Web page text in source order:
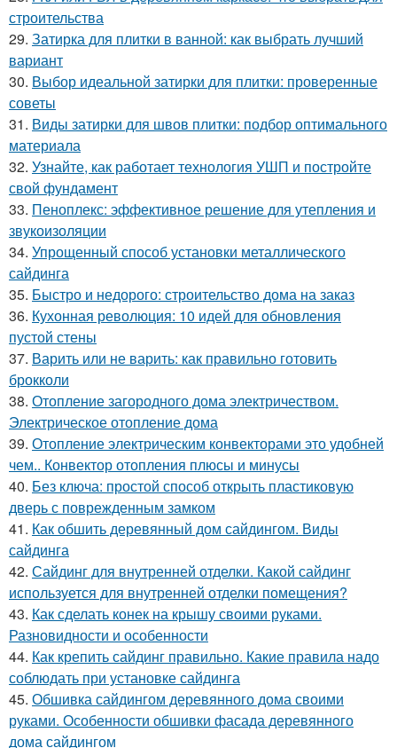
строительства
29. Затирка для плитки в ванной: как выбрать лучший
вариант
30. Выбор идеальной затирки для плитки: проверенные
советы
31. Виды затирки для швов плитки: подбор оптимального
материала
32. Узнайте, как работает технология УШП и постройте
свой фундамент
33. Пеноплекс: эффективное решение для утепления и
звукоизоляции
34. Упрощенный способ установки металлического
сайдинга
35. Быстро и недорого: строительство дома на заказ
36. Кухонная революция: 10 идей для обновления
пустой стены
37. Варить или не варить: как правильно готовить
брокколи
38. Отопление загородного дома электричеством.
Электрическое отопление дома
39. Отопление электрическим конвекторами это удобней
чем.. Конвектор отопления плюсы и минусы
40. Без ключа: простой способ открыть пластиковую
дверь с поврежденным замком
41. Как обшить деревянный дом сайдингом. Виды
сайдинга
42. Сайдинг для внутренней отделки. Какой сайдинг
используется для внутренней отделки помещения?
43. Как сделать конек на крышу своими руками.
Разновидности и особенности
44. Как крепить сайдинг правильно. Какие правила надо
соблюдать при установке сайдинга
45. Обшивка сайдингом деревянного дома своими
руками. Особенности обшивки фасада деревянного
дома сайдингом